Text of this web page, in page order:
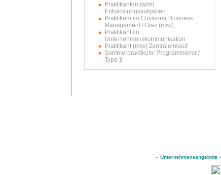
Praktikanten (w/m)
Entwicklungsaufgaben
Praktikum im Customer Business
Management / Graz (m/w)
Praktikant /in
Unternehmenskommunikation
Praktikant (m/w) Zentraleinkauf
Sommerpraktikum: Programmierer /
Typo 3
- Unternehmensangebote